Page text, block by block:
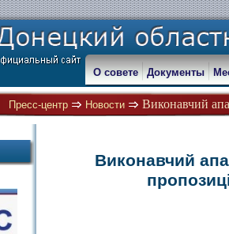
Пресс-центр Новости Виконавчий
О совете Документы
Виконавчий